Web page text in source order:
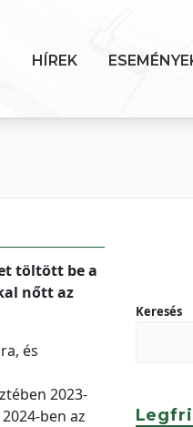
HÍREK
töltött be a
nőtt az
és
2023-
ben az
Keresés